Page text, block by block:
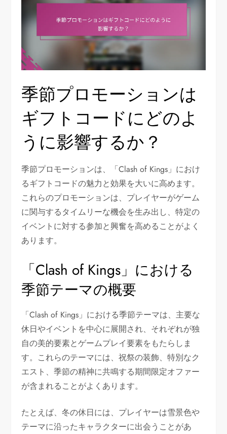
季節プロモーションは
ギフトコードにどのよ
うに影響するか？
季節プロモーションは、「Clash of Kings」におけ
るギフトコードの魅力と効果を大いに高めます。
これらのプロモーションは、プレイヤーがゲーム
に関与するタイムリーな機会を生み出し、特定の
イベントに対する参加と興奮を高めることがよく
あります。
「Clash of Kings」における
季節テーマの概要
「Clash of Kings」における季節テーマは、主要な
休日やイベントを中心に展開され、それぞれが独
自の美的要素とゲームプレイ要素をもたらしま
す。これらのテーマには、祝祭の装飾、特別なク
エスト、季節の精神に共鳴する期間限定オファー
が含まれることがよくあります。
たとえば、冬の休日には、プレイヤーは雪景色や
テーマに沿ったキャラクターに出会うことがあ